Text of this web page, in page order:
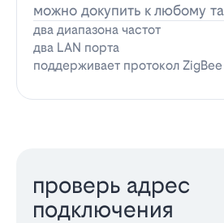
можно докупить к любому
два диапазона частот
два LAN порта
поддерживает протокол ZigBee
проверь адрес
подключения